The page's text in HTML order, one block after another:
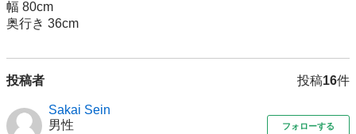
幅 80cm
奥行き 36cm
投稿者 投稿16件
Sakai Sein
男性
フォローする